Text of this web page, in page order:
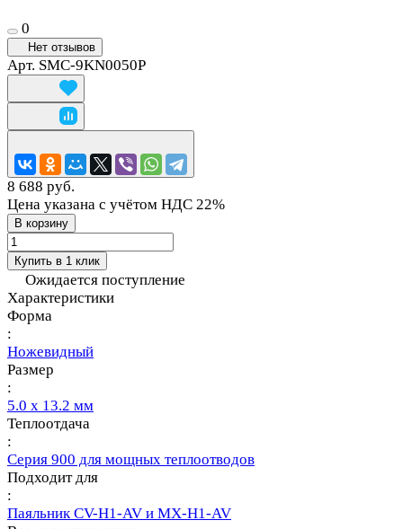
0
Нет отзывов
Арт. SMC-9KN0050P
8 688 руб.
Цена указана с учётом НДС 22%
В корзину
Купить в 1 клик
Ожидается поступление
Характеристики
Форма
:
Ножевидный
Размер
:
5.0 х 13.2 мм
Теплоотдача
:
Серия 900 для мощных теплоотводов
Подходит для
:
Паяльник CV-H1-AV и MX-H1-AV